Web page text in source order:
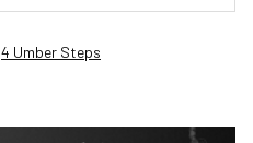
4 Umber Steps